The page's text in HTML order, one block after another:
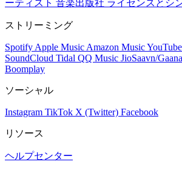
ーティスト 音楽出版社 ライセンスとシ
ストリーミング
Spotify Apple Music Amazon MusicYouTube
SoundCloud Tidal QQ Music JioSaavn/Gaana
Boomplay
ソーシャル
Instagram TikTok X (Twitter) Facebook
リソース
ヘルプセンター